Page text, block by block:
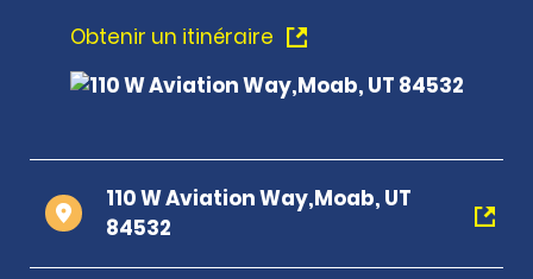
Obtenir un itinéraire
110 W Aviation Way,Moab, UT
84532